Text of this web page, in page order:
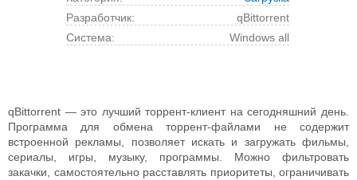
Разработчик:
qBittorrent
Cистема:
Windows all
qBittorrent — это лучший торрент-клиент на сегодняшний день.
Программа для обмена торрент-файлами не содержит
встроенной рекламы, позволяет искать и загружать фильмы,
сериалы, игры, музыку, программы. Можно фильтровать
закачки, самостоятельно расставлять приоритеты, ограничивать